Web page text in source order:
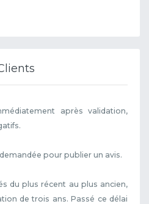
après validation,
pour publier un avis.
du plus récent au plus ancien,
de trois ans. Passé ce délai